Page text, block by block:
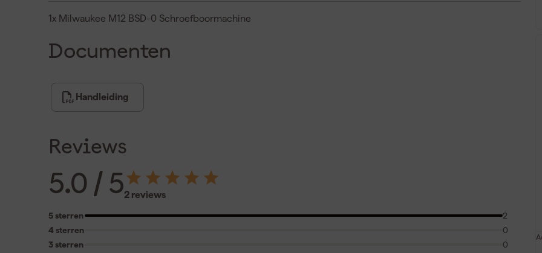
1x Milwaukee M12 BSD-0 Schroefboormachine
Documenten
Handleiding
Reviews
5.0 / 52 reviews
5 sterren
2
4 sterren
0
3 sterren
0